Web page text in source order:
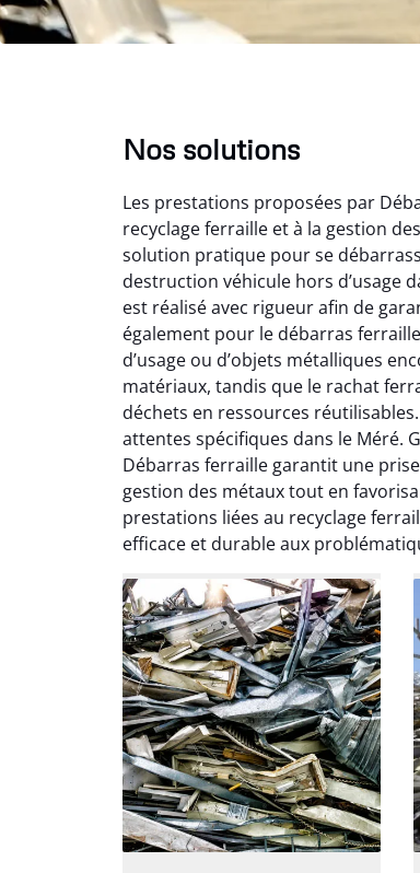
Nos solutions
Les prestations proposées par
recyclage ferraille et à la gestion
solution pratique pour se
destruction véhicule hors d’usage
est réalisé avec rigueur afin de
également pour le débarras
d’usage ou d’objets métalliques
matériaux, tandis que le rachat
déchets en ressources
attentes spécifiques dans le Méré.
Débarras ferraille garantit une
gestion des métaux tout en
prestations liées au recyclage
efficace et durable aux